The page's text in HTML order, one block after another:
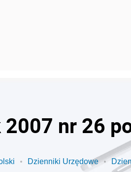
nr 26
Dzienniki Urzędowe